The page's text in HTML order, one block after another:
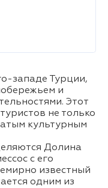
западе Турции,
и
Этот
не только
культурным
Долина
с его
известный
одним из